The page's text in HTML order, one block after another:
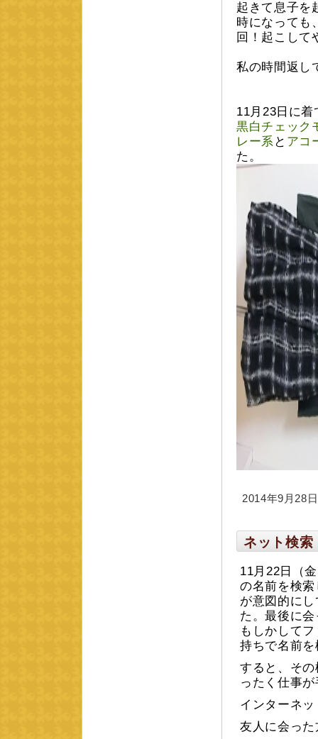
起きて息子を
時になっても
回！起こして
私の時間返し
11月23日に
黒白チェック
レー系 と アコ
た。
2014年9月28
ネット検索
11月22日（
の名前を検
が意図的に
た。最後に
もしかして
持ちで名前
すると、そ
ったく仕事
インターネ
友人に会っ